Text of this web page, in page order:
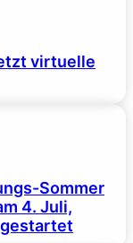
virtuelle
Sommer
4. Juli,